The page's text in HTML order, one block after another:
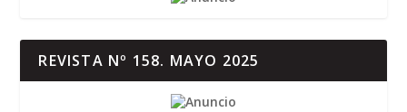
REVISTA Nº 158. MAYO 2025